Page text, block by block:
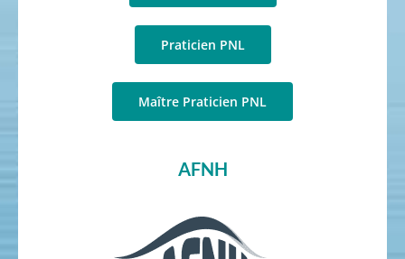
Praticien PNL
Maître Praticien PNL
AFNH